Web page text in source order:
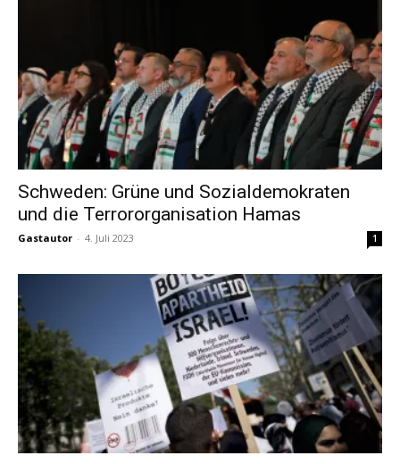
Schweden: Grüne und Sozialdemokraten
und die Terrororganisation Hamas
Gastautor - 4. Juli 2023 1